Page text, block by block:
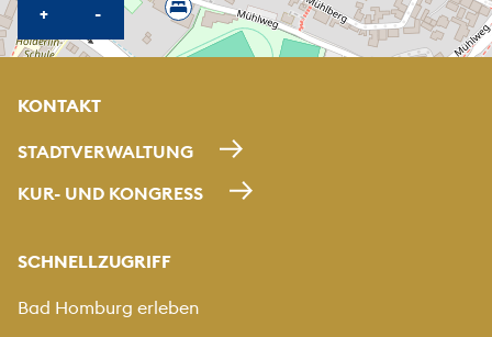
+KARTE HEREINZOOMEN
-KARTE HERAUSZOOMEN
KONTAKT
STADTVERWALTUNG
KUR- UND KONGRESS
SCHNELLZUGRIFF
Bad Homburg erleben